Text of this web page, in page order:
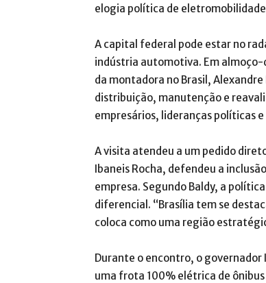
elogia política de eletromobilidade
A capital federal pode estar no
indústria automotiva. Em
da montadora no Brasil,
distribuição, manutenção e
empresários, lideranças políticas
A visita atendeu a um pedido
Ibaneis Rocha, defendeu a
empresa. Segundo Baldy, a
diferencial. “Brasília tem se
coloca como uma região
Durante o encontro, o governador
uma frota 100% elétrica de